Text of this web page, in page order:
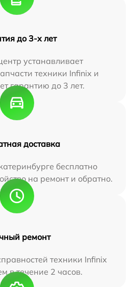
до 3-х лет
устанавливает
техники Infinix и
гарантию до 3 лет.
доставка
бесплатно
на ремонт и обратно.
ремонт
техники Infinix
в течение 2 часов.